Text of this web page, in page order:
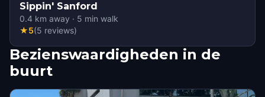
Sippin' Sanford
0.4 km away · 5 min walk
★5(5 reviews)
Bezienswaardigheden in de
buurt